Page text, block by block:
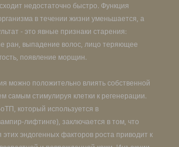
недостаточно быстро. Функция
в течении жизни уменьшается, а
- это явные признаки старения:
ран, выпадение волос, лицо теряющее
появление морщин.
можно положительно влиять собственной
самым стимулируя клетки к регенерации.
который используется в
лифтинге), заключается в том, что
эндогенных факторов роста приводит к